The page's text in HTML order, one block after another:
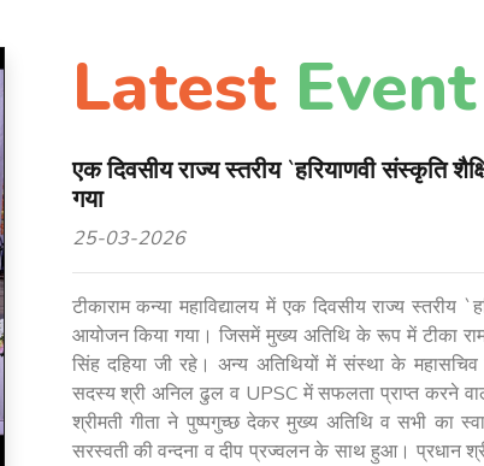
Latest Event
एक दिवसीय राज्य स्तरीय `हरियाणवी संस्कृति
गया
25-03-2026
टीकाराम कन्या महाविद्यालय में एक दिवसीय राज्य स्तरीय
आयोजन किया गया। जिसमें मुख्य अतिथि के रूप में टीका राम
सिंह दहिया जी रहे। अन्य अतिथियों में संस्था के महासचिव
सदस्य श्री अनिल ढुल व UPSC में सफलता प्राप्त करने
श्रीमती गीता ने पुष्पगुच्छ देकर मुख्य अतिथि व सभी का
सरस्वती की वन्दना व दीप प्रज्वलन के साथ हुआ। प्रधान